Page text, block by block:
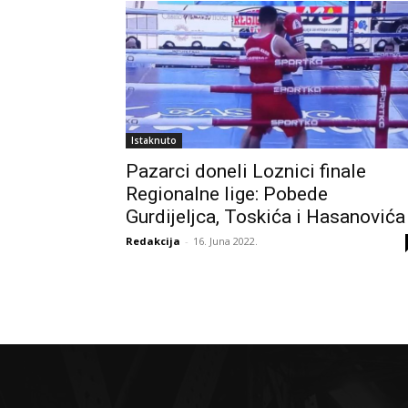
Istaknuto
Pazarci doneli Loznici finale
Regionalne lige: Pobede
Gurdijeljca, Toskića i Hasanovića
Redakcija - 16. Juna 2022.